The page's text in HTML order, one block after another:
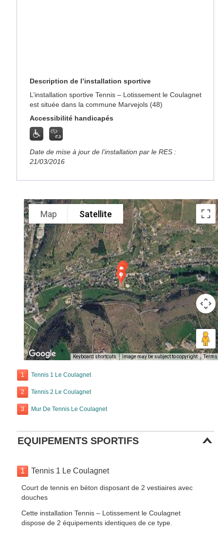
Description de l’installation sportive
L’installation sportive Tennis – Lotissement le Coulagnet
est située dans la commune Marvejols (48)
Accessibilité handicapés
Date de mise à jour de l’installation par le RES :
21/03/2016
Map Satellite
Keyboard shortcuts Image may be subject to copyright Terms
1 Tennis 1 Le Coulagnet
2 Tennis 2 Le Coulagnet
3 Mur De Tennis Le Coulagnet
EQUIPEMENTS SPORTIFS
1 Tennis 1 Le Coulagnet
Court de tennis en béton disposant de 2 vestiaires avec
douches
Cette installation Tennis – Lotissement le Coulagnet
dispose de 2 équipements identiques de ce type.